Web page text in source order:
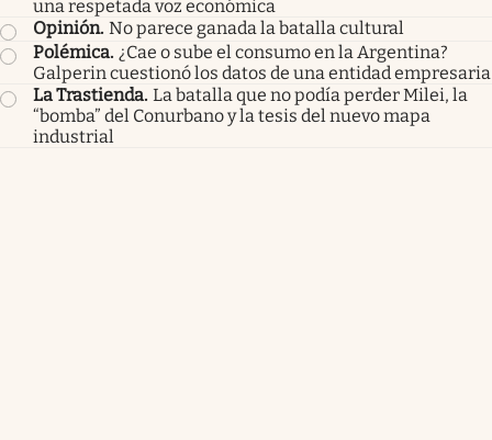
una respetada voz económica
Opinión. No parece ganada la batalla cultural
Polémica. ¿Cae o sube el consumo en la Argentina?
Galperin cuestionó los datos de una entidad empresaria
La Trastienda. La batalla que no podía perder Milei, la
“bomba” del Conurbano y la tesis del nuevo mapa
industrial